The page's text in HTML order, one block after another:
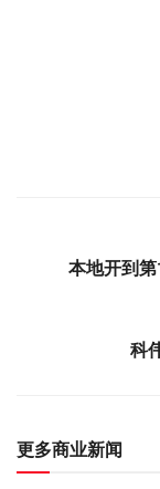
本地开到
科
更多商业新闻